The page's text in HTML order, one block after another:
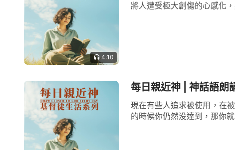
4:10
將人遭受極大創傷的心感化
每日親近神 | 神話語朗
現在有些人追求被使用，在
的時候你仍然没達到，那你